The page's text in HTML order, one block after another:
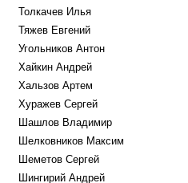
Толкачев Илья
Тяжев Евгений
Угольников Антон
Хайкин Андрей
Хальзов Артем
Хуражев Сергей
Шашлов Владимир
Шелковников Максим
Шеметов Сергей
Шингирий Андрей